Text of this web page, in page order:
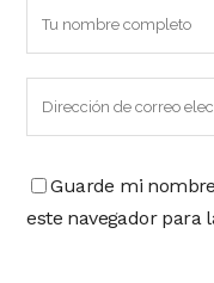
Guarde mi
este navegador para